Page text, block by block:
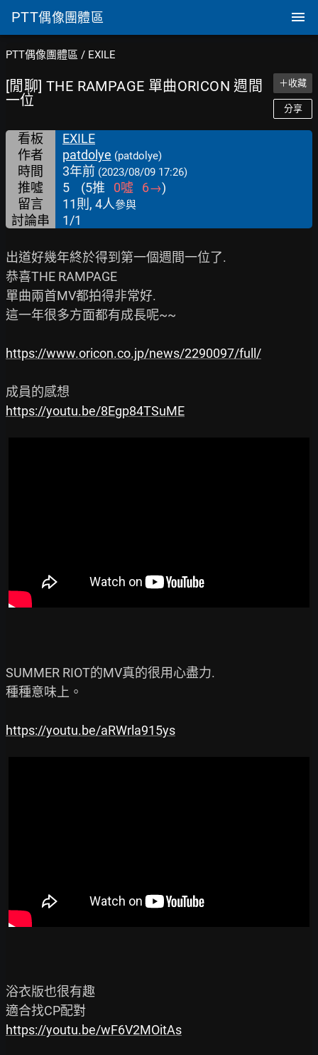
PTT偶像團體區
PTT偶像團體區 / EXILE
[閒聊] THE RAMPAGE 單曲ORICON 週間
一位
＋收藏
分享
看板
EXILE
作者
patdolye (patdolye)
時間 3年前 (2023/08/09 17:26)
推噓 5 (5推 0噓 6→)
留言
11則, 4人參與
討論串 1/1
出道好幾年終於得到第一個週間一位了.
恭喜THE RAMPAGE
單曲兩首MV都拍得非常好.
這一年很多方面都有成長呢~~
https://www.oricon.co.jp/news/2290097/full/
https://youtu.be/8Egp84TSuME
SUMMER RIOT的MV真的很用心盡力.
種種意味上。
https://youtu.be/aRWrla915ys
浴衣版也很有趣
https://youtu.be/wF6V2MOitAs